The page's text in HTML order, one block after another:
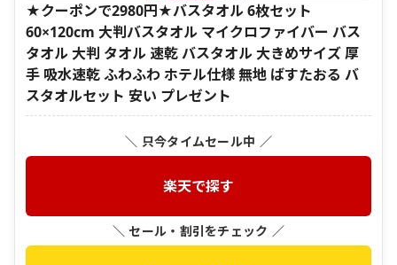
★クーポンで2980円★バスタオル 6枚セット
60×120cm 大判バスタオル マイクロファイバー バス
タオル 大判 タオル 速乾 バスタオル 大きめサイズ 厚
手 吸水速乾 ふわふわ ホテル仕様 無地 ばすたおる バ
スタオルセット 安い プレゼント
＼ 只今タイムセール中 ／
楽天で探す
＼ セール・割引をチェック ／